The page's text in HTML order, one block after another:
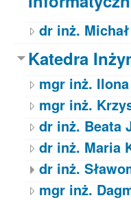
dr inż.
Katedra
mgr inż.
mgr inż.
dr inż. Beata
dr inż. Maria
dr inż.
mgr inż.